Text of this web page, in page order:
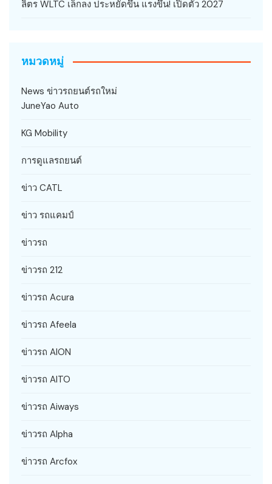
ลิตร WLTC เล็กลง ประหยัดขึ้น แรงขึ้น! เปิดตัว 2027
หมวดหมู่
News ข่าวรถยนต์รถใหม่
JuneYao Auto
KG Mobility
การดูแลรถยนต์
ข่าว CATL
ข่าว รถแคมป์
ข่าวรถ
ข่าวรถ 212
ข่าวรถ Acura
ข่าวรถ Afeela
ข่าวรถ AION
ข่าวรถ AITO
ข่าวรถ Aiways
ข่าวรถ Alpha
ข่าวรถ Arcfox